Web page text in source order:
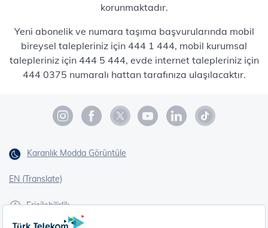
korunmaktadır.
Yeni abonelik ve numara taşıma başvurularında mobil
bireysel talepleriniz için 444 1 444, mobil kurumsal
talepleriniz için 444 5 444, evde internet talepleriniz için
444 0375 numaralı hattan tarafınıza ulaşılacaktır.
Karanlık Modda Görüntüle
EN (Translate)
Erişilebilirlik